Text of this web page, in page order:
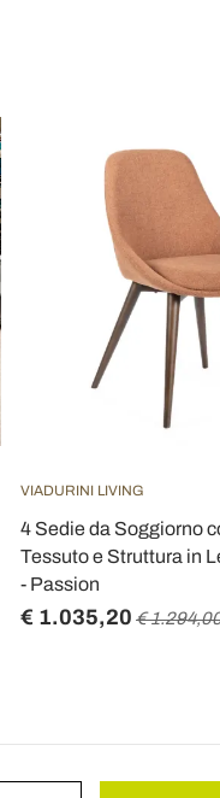
VIADURINI LIVING
4 Sedie da Soggiorno
Tessuto e Struttura in
- Passion
€ 1.035,20 €